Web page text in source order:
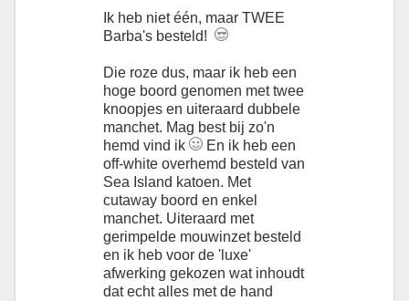
Ik heb niet één, maar TWEE
Barba's besteld!
Die roze dus, maar ik heb een
hoge boord genomen met twee
knoopjes en uiteraard dubbele
manchet. Mag best bij zo'n
hemd vind ik
En ik heb een
off-white overhemd besteld van
Sea Island katoen. Met
cutaway boord en enkel
manchet. Uiteraard met
gerimpelde mouwinzet besteld
en ik heb voor de 'luxe'
afwerking gekozen wat inhoudt
dat echt alles met de hand